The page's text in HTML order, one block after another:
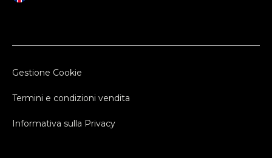
Gestione Cookie
Termini e condizioni vendita
Informativa sulla Privacy